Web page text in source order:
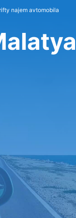
najem avtomobila